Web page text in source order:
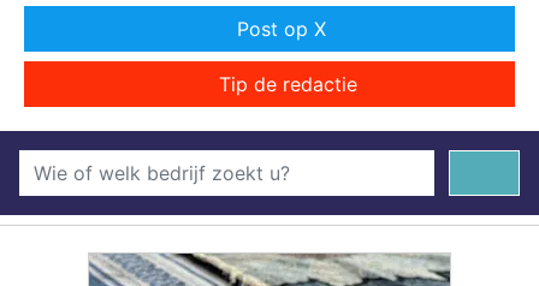
Post op X
Tip de redactie